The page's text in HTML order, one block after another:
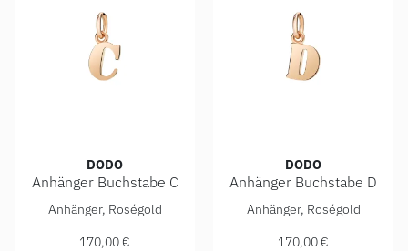
DODO
Anhänger Buchstabe C
DoDo Anhänger Buchstabe C, Ref: DMB2006-LETCL-
Anhänger, Roségold
170,00 €
DODO
Anhänger Buchstabe D
DoDo Anhänger Buchstabe
Anhänger, Roségold
170,00 €